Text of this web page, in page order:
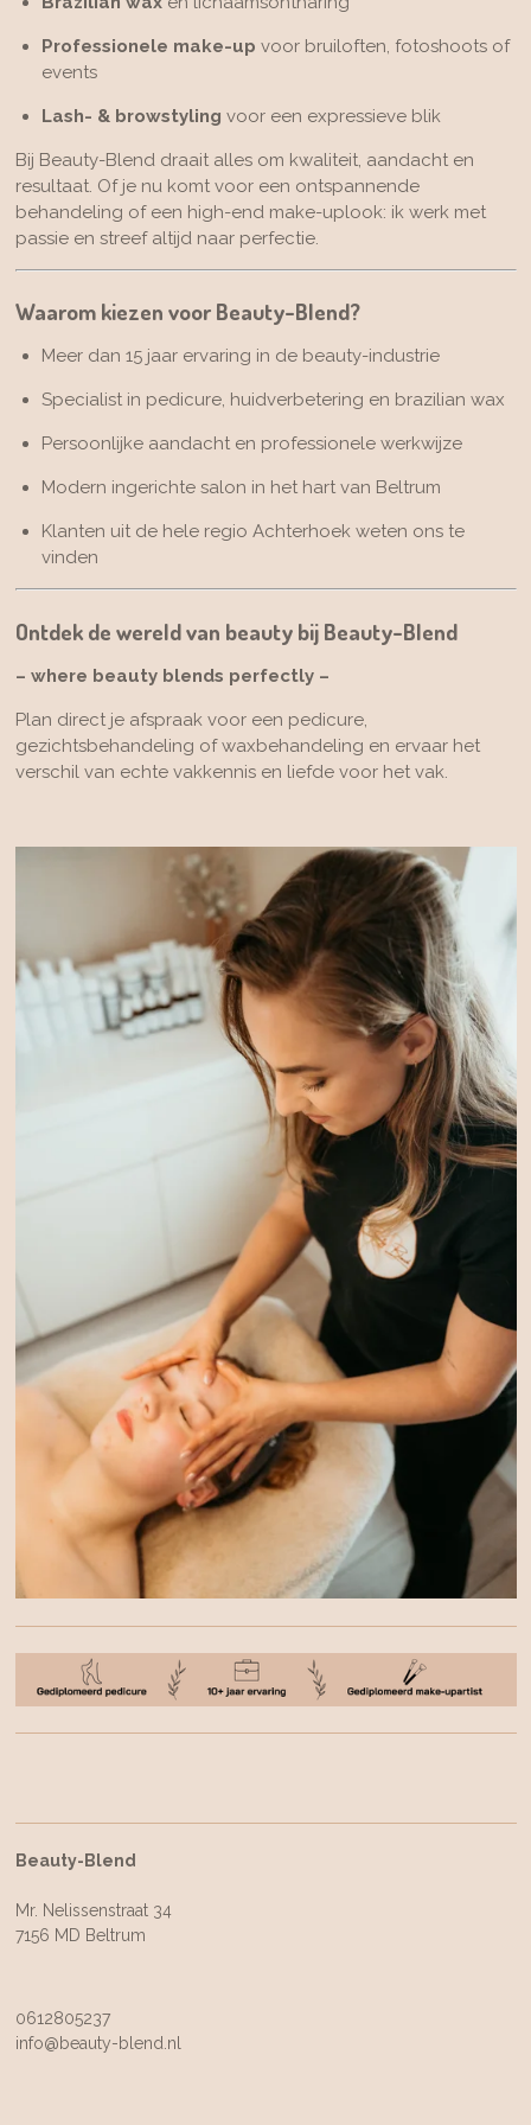
Professionele make-up voor bruiloften, fotoshoots of
events
Lash- & browstyling voor een expressieve blik
Bij Beauty-Blend draait alles om kwaliteit, aandacht en
resultaat. Of je nu komt voor een ontspannende
behandeling of een high-end make-uplook: ik werk met
passie en streef altijd naar perfectie.
Waarom kiezen voor Beauty-Blend?
Meer dan 15 jaar ervaring in de beauty-industrie
Specialist in pedicure, huidverbetering en brazilian wax
Persoonlijke aandacht en professionele werkwijze
Modern ingerichte salon in het hart van Beltrum
Klanten uit de hele regio Achterhoek weten ons te
vinden
Ontdek de wereld van beauty bij Beauty-Blend
– where beauty blends perfectly –
Plan direct je afspraak voor een pedicure,
gezichtsbehandeling of waxbehandeling en ervaar het
verschil van echte vakkennis en liefde voor het vak.
Beauty-Blend
Mr. Nelissenstraat 34
7156 MD Beltrum
0612805237
info@beauty-blend.nl